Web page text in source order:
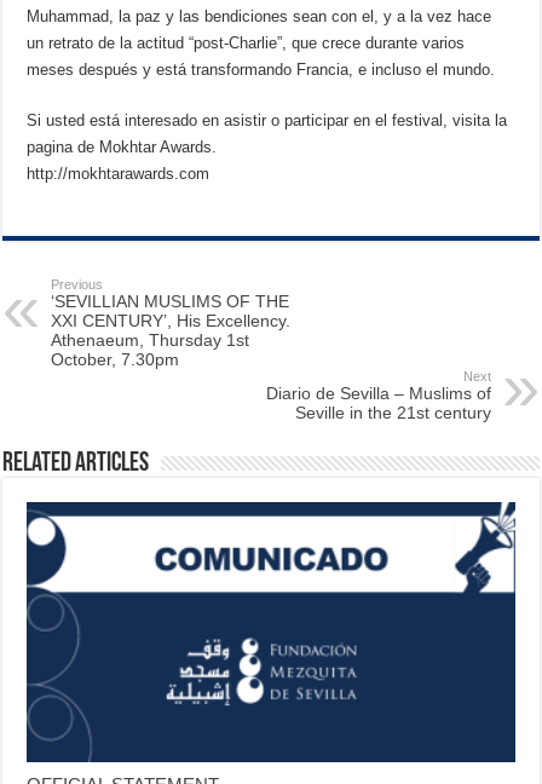
Muhammad, la paz y las bendiciones sean con el, y a la vez hace
un retrato de la actitud “post-Charlie”, que crece durante varios
meses después y está transformando Francia, e incluso el mundo.
Si usted está interesado en asistir o participar en el festival, visita la
pagina de Mokhtar Awards.
http://mokhtarawards.com
Previous
‘SEVILLIAN MUSLIMS OF THE
XXI CENTURY’, His Excellency.
Athenaeum, Thursday 1st
October, 7.30pm
Next
Diario de Sevilla – Muslims of
Seville in the 21st century
Related Articles